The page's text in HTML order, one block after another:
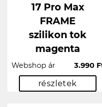
17 Pro Max
FRAME
szilikon tok
magenta
Webshop ár 3.990
részletek